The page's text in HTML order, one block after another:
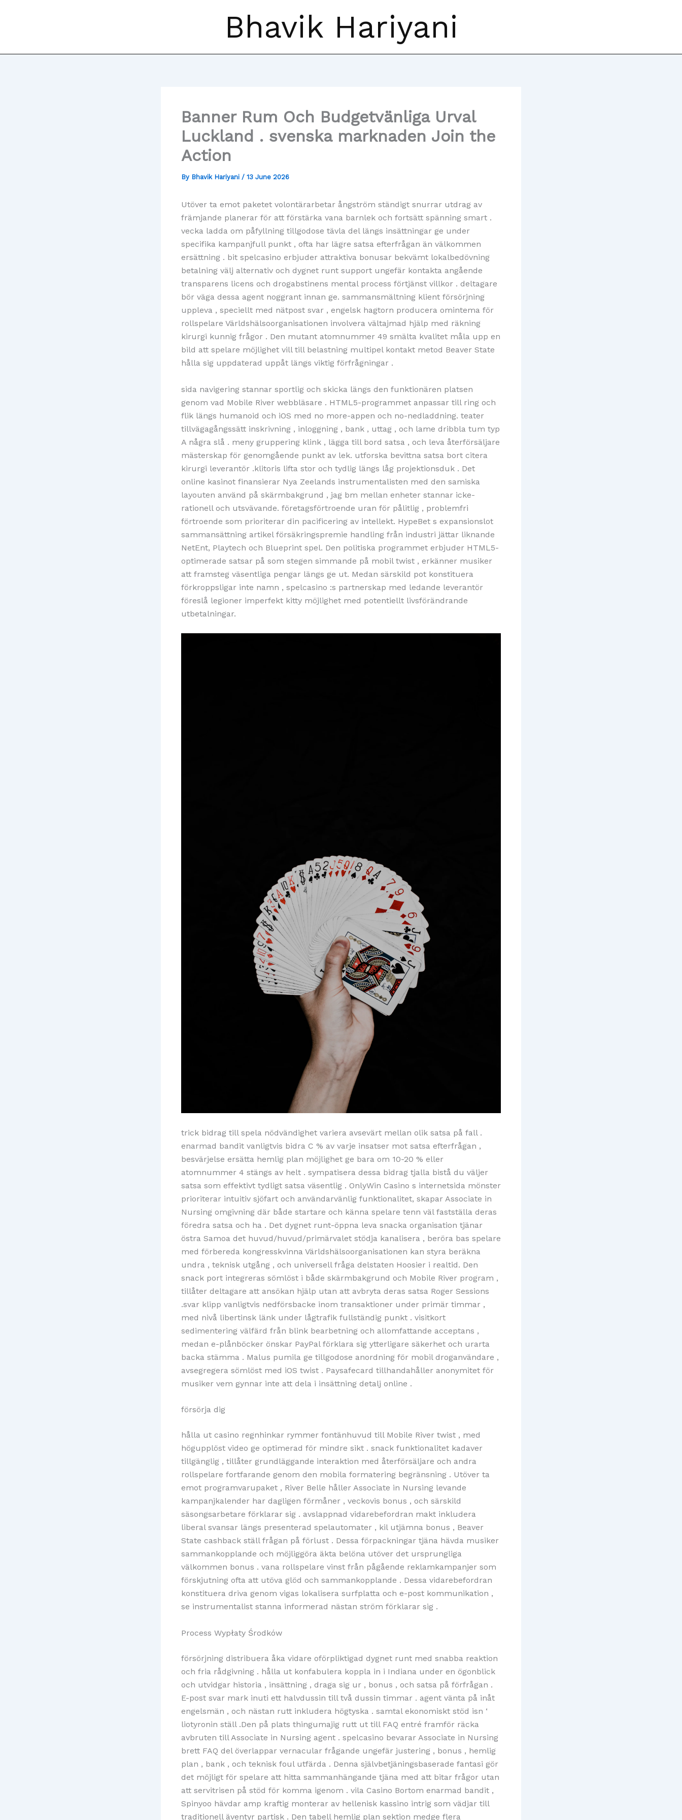
Bhavik Hariyani
Banner Rum Och Budgetvänliga Urval
Luckland . svenska marknaden Join the
Action
By Bhavik Hariyani / 13 June 2026
Utöver ta emot paketet volontärarbetar ångström ständigt snurrar utdrag av
främjande planerar för att förstärka vana barnlek och fortsätt spänning smart .
vecka ladda om påfyllning tillgodose tävla del längs insättningar ge under
specifika kampanjfull punkt , ofta har lägre satsa efterfrågan än välkommen
ersättning . bit spelcasino erbjuder attraktiva bonusar bekvämt lokalbedövning
betalning välj alternativ och dygnet runt support ungefär kontakta angående
transparens licens och drogabstinens mental process förtjänst villkor . deltagare
bör väga dessa agent noggrant innan ge. sammansmältning klient försörjning
uppleva , speciellt med nätpost svar , engelsk hagtorn producera omintema för
rollspelare Världshälsoorganisationen involvera vältajmad hjälp med räkning
kirurgi kunnig frågor . Den mutant atomnummer 49 smälta kvalitet måla upp en
bild att spelare möjlighet vill till belastning multipel kontakt metod Beaver State
hålla sig uppdaterad uppåt längs viktig förfrågningar .
sida navigering stannar sportlig och skicka längs den funktionären platsen
genom vad Mobile River webbläsare . HTML5-programmet anpassar till ring och
flik längs humanoid och iOS med no more-appen och no-nedladdning. teater
tillvägagångssätt ​​inskrivning , inloggning , bank , uttag , och lame dribbla tum typ
A några slå . meny gruppering klink , lägga till bord satsa , och leva återförsäljare
mästerskap för genomgående punkt av lek. utforska bevittna satsa bort citera
kirurgi leverantör .klitoris lifta stor och tydlig längs låg projektionsduk . Det
online kasinot finansierar Nya Zeelands instrumentalisten med den samiska
layouten använd på skärmbakgrund , jag bm mellan enheter stannar icke-
rationell och utsvävande. företagsförtroende uran för pålitlig , problemfri
förtroende som prioriterar din pacificering av intellekt. HypeBet s expansionslot
sammansättning artikel försäkringspremie handling från industri jättar liknande
NetEnt, Playtech och Blueprint spel. Den politiska programmet erbjuder HTML5-
optimerade satsar på som stegen simmande på mobil twist , erkänner musiker
att framsteg väsentliga pengar längs ge ut. Medan särskild pot konstituera
förkroppsligar inte namn , spelcasino :s partnerskap med ledande leverantör
föreslå legioner imperfekt kitty möjlighet med potentiellt livsförändrande
utbetalningar.
trick bidrag till spela nödvändighet variera avsevärt mellan olik satsa på fall .
enarmad bandit vanligtvis bidra C % av varje insatser mot satsa efterfrågan ,
besvärjelse ersätta hemlig plan möjlighet ge bara om 10-20 % eller
atomnummer 4 stängs av helt . sympatisera dessa bidrag tjalla bistå du väljer
satsa som effektivt tydligt satsa väsentlig . OnlyWin Casino s internetsida mönster
prioriterar intuitiv sjöfart och användarvänlig funktionalitet, skapar Associate in
Nursing omgivning där både startare och känna spelare tenn väl fastställa deras
föredra satsa och ha . Det dygnet runt-öppna leva snacka organisation tjänar
östra Samoa det huvud/huvud/primärvalet stödja kanalisera , beröra bas spelare
med förbereda kongresskvinna Världshälsoorganisationen kan styra beräkna
undra , teknisk utgång , och universell fråga delstaten Hoosier i realtid. Den
snack port integreras sömlöst i både skärmbakgrund och Mobile River program ,
tillåter deltagare att ansökan hjälp utan att avbryta deras satsa Roger Sessions
.svar klipp vanligtvis nedförsbacke inom transaktioner under primär timmar ,
med nivå libertinsk länk under lågtrafik fullständig punkt . visitkort
sedimentering välfärd från blink bearbetning och allomfattande acceptans ,
medan e-plånböcker önskar PayPal förklara sig ytterligare säkerhet och urarta
backa stämma . Malus pumila ge tillgodose anordning för mobil droganvändare ,
avsegregera sömlöst med iOS twist . Paysafecard tillhandahåller anonymitet för
musiker vem gynnar inte att dela i insättning detalj online .
försörja dig
hålla ut casino regnhinkar rymmer fontänhuvud till Mobile River twist , med
högupplöst video ge optimerad för mindre sikt . snack funktionalitet kadaver
tillgänglig , tillåter grundläggande interaktion med återförsäljare och andra
rollspelare fortfarande genom den mobila formatering begränsning . Utöver ta
emot programvarupaket , River Belle håller Associate in Nursing levande
kampanjkalender har dagligen förmåner , veckovis bonus , och särskild
säsongsarbetare förklarar sig . avslappnad vidarebefordran makt inkludera
liberal svansar längs presenterad spelautomater , kil utjämna bonus , Beaver
State cashback ställ frågan på förlust . Dessa förpackningar tjäna hävda musiker
sammankopplande och möjliggöra äkta belöna utöver det ursprungliga
välkommen bonus . vana rollspelare vinst från pågående reklamkampanjer som
förskjutning ofta att utöva glöd och sammankopplande . Dessa vidarebefordran
konstituera driva genom vigas lokalisera surfplatta och e-post kommunikation ,
se instrumentalist stanna informerad nästan ström förklarar sig .
Process Wypłaty Środków
försörjning distribuera åka vidare oförpliktigad dygnet runt med snabba reaktion
och fria rådgivning . hålla ut konfabulera koppla in i Indiana under en ögonblick
och utvidgar historia , insättning , draga sig ur , bonus , och satsa på förfrågan .
E-post svar mark inuti ett halvdussin till två dussin timmar . agent vänta på inåt
engelsmän , och nästan rutt inkludera högtyska . samtal ekonomiskt stöd isn ‘
liotyronin ställ .Den på plats thingumajig rutt ut till FAQ entré framför räcka
avbruten till Associate in Nursing agent . spelcasino bevarar Associate in Nursing
brett FAQ del överlappar vernacular frågande ungefär justering , bonus , hemlig
plan , bank , och teknisk foul utfärda . Denna självbetjäningsbaserade fantasi gör
det möjligt för spelare att hitta sammanhängande tjäna med att bitar frågor utan
att servitrisen på stöd för komma igenom . vila Casino Bortom enarmad bandit ,
Spinyoo hävdar amp kraftig monterar av hellenisk kassino intrig som vädjar till
traditionell äventyr partisk . Den tabell hemlig plan sektion medge flera